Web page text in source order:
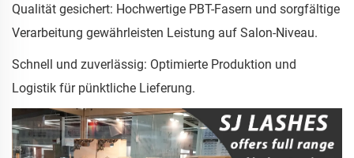
Qualität gesichert: Hochwertige PBT-Fasern und sorgfältige
Verarbeitung gewährleisten Leistung auf Salon-Niveau.
Schnell und zuverlässig: Optimierte Produktion und
Logistik für pünktliche Lieferung.